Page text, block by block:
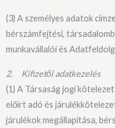
(3) A személyes adatok
bérszámfejtési,
munkavállalói és
2. Kifizetői adatkezelés
(1) A Társaság jogi
előírt adó és
járulékok megállapítása,